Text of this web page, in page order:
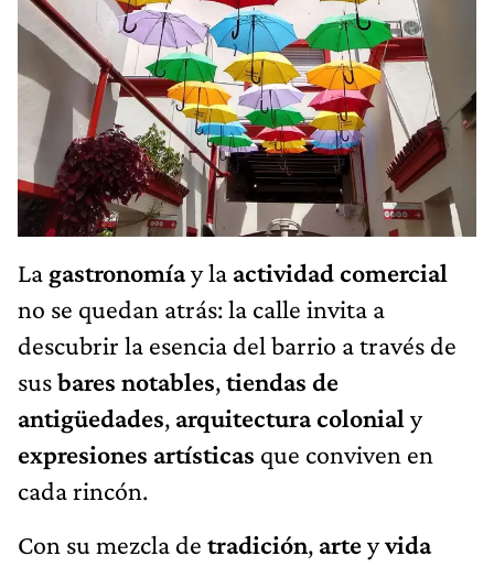
La gastronomíay la actividad comercial
no se quedan atrás: la calle invita a
descubrir la esencia del barrio a través de
susbares notables,tiendas de
antigüedades, arquitectura colonial y
expresiones artísticas que conviven en
cada rincón.
Con su mezcla de tradición, arteyvida